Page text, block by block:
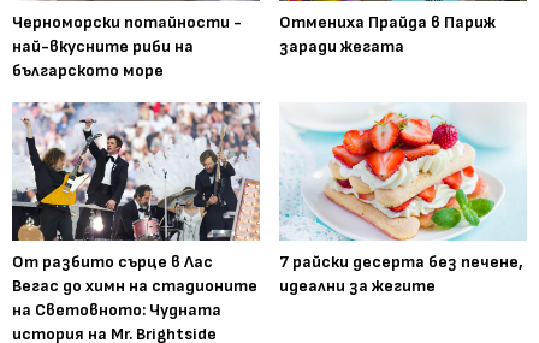
Черноморски потайности -
най-вкусните риби на
българското море
Отмениха Прайда в Париж
заради жегата
От разбито сърце в Лас
Вегас до химн на стадионите
на Световното: Чудната
история на Mr. Brightside
7 райски десерта без печене,
идеални за жегите